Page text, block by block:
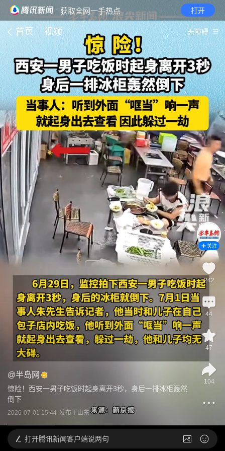
· 获取全网一手热点 打开
首页 视频 无障碍
@半岛网
惊险！西安一男子吃饭时起身离开3秒，身后一排冰柜轰然
倒下
2026-07-01 15:44 发布于山东
关注
242
44
47
104
打开腾讯新闻客户端说两句